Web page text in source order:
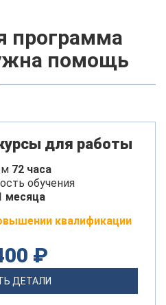
программа
помощь
для работы
72 часа
обучения
месяца
квалификации
₽
ДЕТАЛИ